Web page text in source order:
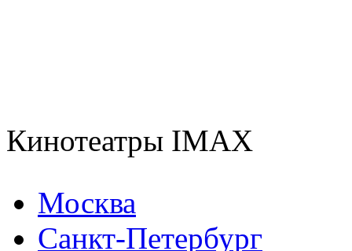
Кинотеатры IMAX
Москва
Санкт-Петербург